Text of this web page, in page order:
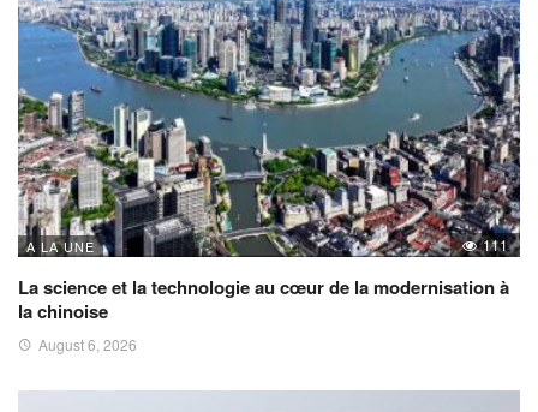
A LA UNE 111
La science et la technologie au cœur de la modernisation à
la chinoise
August 6, 2026